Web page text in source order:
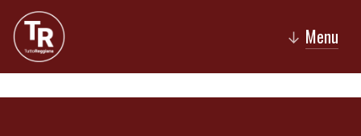
↓ Menu